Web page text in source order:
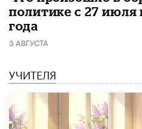
политике с 27 июля
года
3 АВГУСТА
УЧИТЕЛЯ